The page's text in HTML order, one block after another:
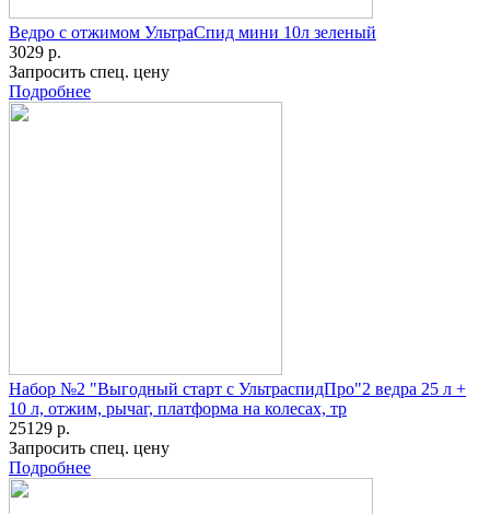
Ведро с отжимом УльтраСпид мини 10л зеленый
3029 р.
Запросить спец. цену
Подробнее
Набор №2 "Выгодный старт с УльтраспидПро"2 ведра 25 л +
10 л, отжим, рычаг, платформа на колесах, тр
25129 р.
Запросить спец. цену
Подробнее